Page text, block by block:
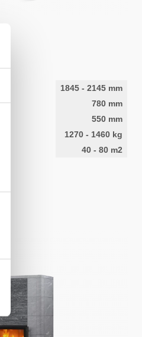
1845 - 2145mm
780mm
550mm
1270 - 1460kg
40 - 80m2